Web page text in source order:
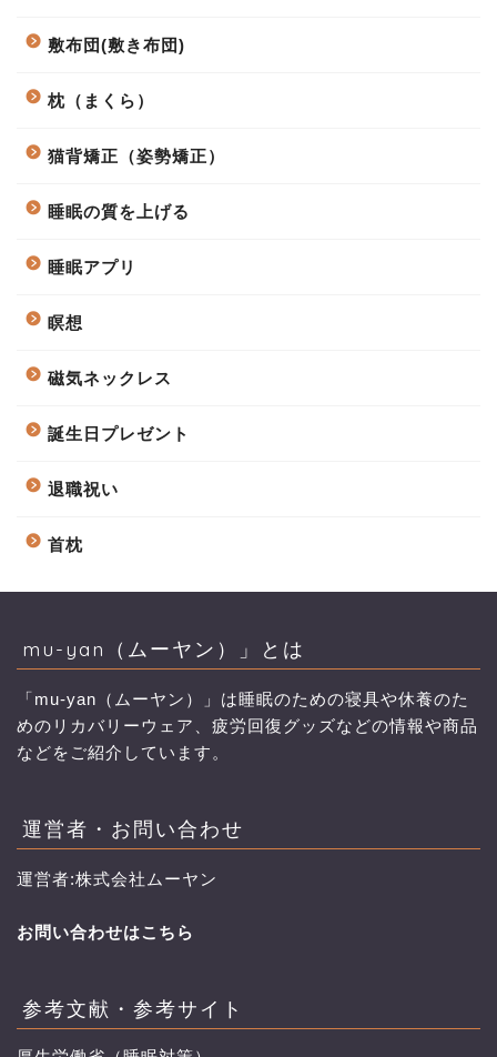
敷布団(敷き布団)
枕（まくら）
猫背矯正（姿勢矯正）
睡眠の質を上げる
睡眠アプリ
瞑想
磁気ネックレス
誕生日プレゼント
退職祝い
首枕
mu-yan（ムーヤン）」とは
「mu-yan（ムーヤン）」は睡眠のための寝具や休養のた
めのリカバリーウェア、疲労回復グッズなどの情報や商品
などをご紹介しています。
運営者・お問い合わせ
運営者:株式会社ムーヤン
お問い合わせはこちら
参考文献・参考サイト